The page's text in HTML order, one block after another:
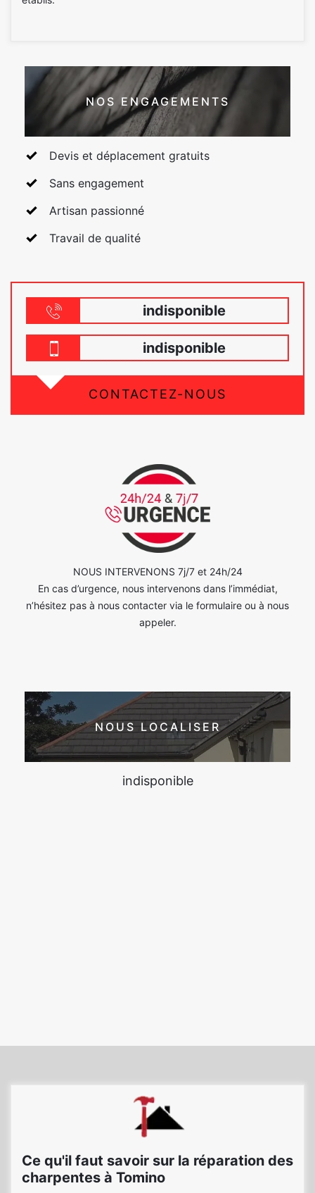
NOS ENGAGEMENTS
Devis et déplacement gratuits
Sans engagement
Artisan passionné
Travail de qualité
indisponible
indisponible
CONTACTEZ-NOUS
NOUS INTERVENONS 7j/7 et 24h/24
En cas d’urgence, nous intervenons dans l’immédiat,
n’hésitez pas à nous contacter via le formulaire ou à nous
appeler.
NOUS LOCALISER
indisponible
Ce qu'il faut savoir sur la réparation des
charpentes à Tomino